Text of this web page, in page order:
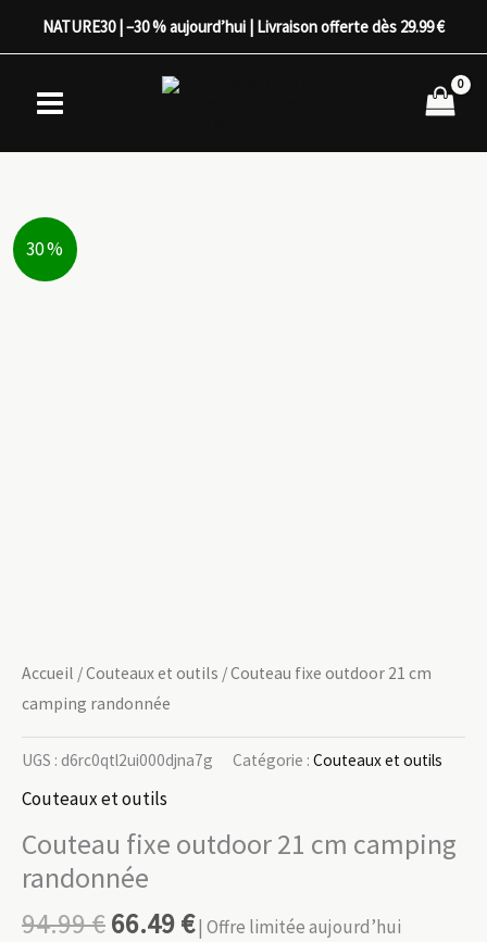
NATURE30 | –30 % aujourd’hui | Livraison offerte dès 29.99 €
30 %
Accueil /Couteaux et outils / Couteau fixe outdoor 21 cm
camping randonnée
UGS : d6rc0qtl2ui000djna7g Catégorie : Couteaux et outils
Couteaux et outils
Couteau fixe outdoor 21 cm camping
randonnée
94.99€66.49€| Offre limitée aujourd’hui